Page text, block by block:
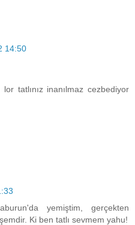
14:50
tatlınız inanılmaz cezbediyor
yemiştim, gerçekten
Ki ben tatlı sevmem yahu!